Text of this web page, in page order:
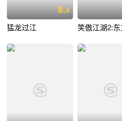
8.4
猛龙过江 笑傲江湖2: